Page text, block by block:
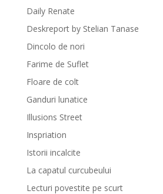
Daily Renate
Deskreport by Stelian Tanase
Dincolo de nori
Farime de Suflet
Floare de colt
Ganduri lunatice
Illusions Street
Inspriation
Istorii incalcite
La capatul curcubeului
Lecturi povestite pe scurt